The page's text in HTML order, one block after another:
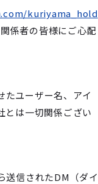
kuriyama_hold
係者の皆様にご心配
たユーザー名、アイ
とは一切関係ござい
送信されたDM（ダイ